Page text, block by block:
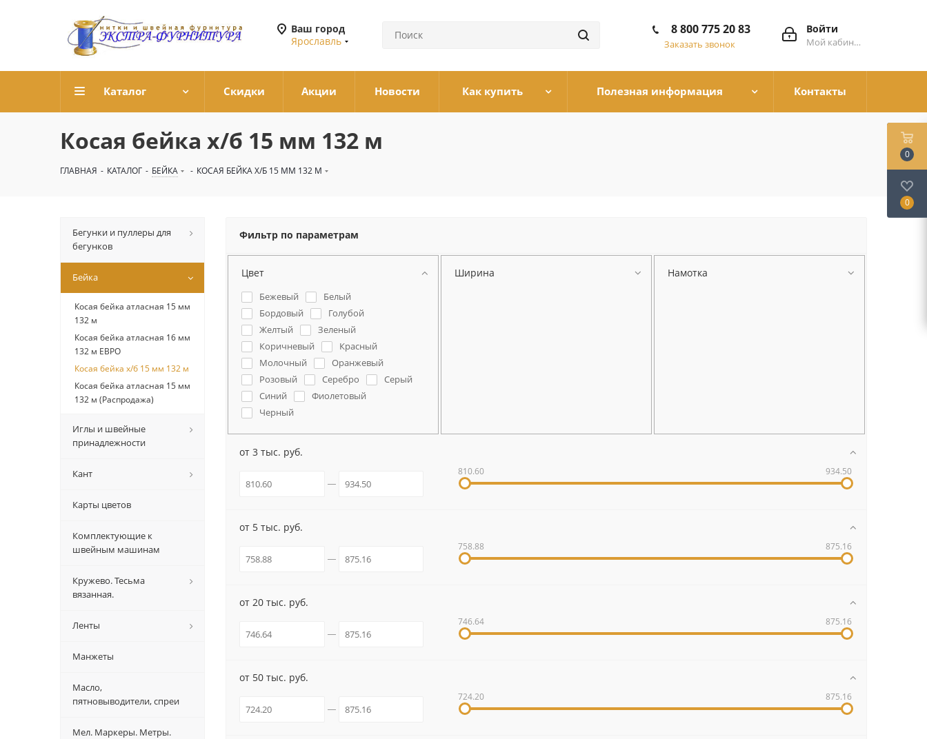
Ваш город
Ярославль
Войти
Мой кабинет
8 800 775 20 83
Заказать звонок
Каталог Скидки Акции Новости Как купить Полезная информация Контакты
Косая бейка х/б 15 мм 132 м
ГЛАВНАЯ - КАТАЛОГ - БЕЙКА - КОСАЯ БЕЙКА Х/Б 15 ММ 132 М
Фильтр по параметрам
Цвет
Бежевый
Белый
Бордовый
Голубой
Желтый
Зеленый
Коричневый
Красный
Молочный
Оранжевый
Розовый
Серебро
Серый
Синий
Фиолетовый
Черный
Ширина Намотка
от 3 тыс. руб.
810.60 934.50
от 5 тыс. руб.
758.88 875.16
от 20 тыс. руб.
746.64 875.16
от 50 тыс. руб.
724.20 875.16
Бегунки и пуллеры для
бегунков
Бейка
Косая бейка атласная 15 мм
132 м
Косая бейка атласная 16 мм
132 м ЕВРО
Косая бейка х/б 15 мм 132 м
Косая бейка атласная 15 мм
132 м (Распродажа)
Иглы и швейные
принадлежности
Кант
Карты цветов
Комплектующие к
швейным машинам
Кружево. Тесьма
вязанная.
Ленты
Манжеты
Масло,
пятновыводители, спреи
Мел. Маркеры. Метры.
0
0